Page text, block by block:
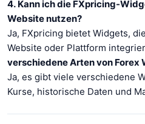
4. Kann ich die FXpricing-
Website nutzen?
Ja, FXpricing bietet Widgets,
Website oder Plattform
verschiedene Arten von Forex
Ja, es gibt viele verschiedene
Kurse, historische Daten und